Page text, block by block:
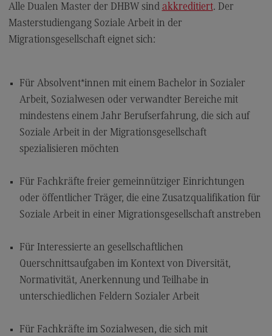
Berufsperspektiven
Digital Business Management
Digital Business Management
Berufsperspektiven
Digitalisierung in der Sozialen Arbeit
Digitalisierung in der Sozialen Arbeit
Berufsperspektiven
Kontakt
Elektrotechnik und Informationstechnik
Alle Dualen Master der DHBW sind akkreditiert. Der
Masterstudiengang Soziale Arbeit in der
Migrationsgesellschaft eignet sich:
Für Absolvent*innen mit einem Bachelor in Sozialer
Arbeit, Sozialwesen oder verwandter Bereiche mit
mindestens einem Jahr Berufserfahrung, die sich auf
Soziale Arbeit in der Migrationsgesellschaft
spezialisieren möchten
Für Fachkräfte freier gemeinnütziger Einrichtungen
oder öffentlicher Träger, die eine Zusatzqualifikation für
Soziale Arbeit in einer Migrationsgesellschaft anstreben
Für Interessierte an gesellschaftlichen
Querschnittsaufgaben im Kontext von Diversität,
Normativität, Anerkennung und Teilhabe in
unterschiedlichen Feldern Sozialer Arbeit
Für Fachkräfte im Sozialwesen, die sich mit